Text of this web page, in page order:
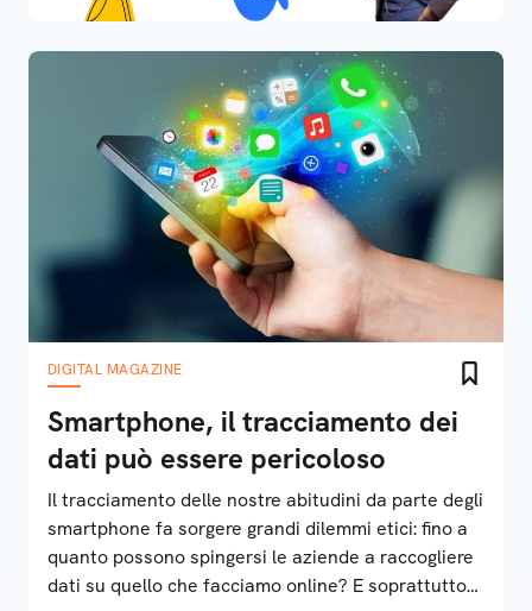
DIGITAL MAGAZINE
Smartphone, il tracciamento dei
dati può essere pericoloso
Il tracciamento delle nostre abitudini da parte degli
smartphone fa sorgere grandi dilemmi etici: fino a
quanto possono spingersi le aziende a raccogliere
dati su quello che facciamo online? E soprattutto